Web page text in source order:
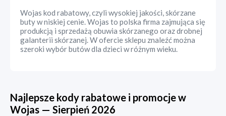
Wojas kod rabatowy, czyli wysokiej jakości, skórzane
buty w niskiej cenie. Wojas to polska firma zajmująca się
produkcją i sprzedażą obuwia skórzanego oraz drobnej
galanterii skórzanej. W ofercie sklepu znaleźć można
szeroki wybór butów dla dzieci w różnym wieku.
Najlepsze kody rabatowe i promocje w
Wojas — Sierpień 2026